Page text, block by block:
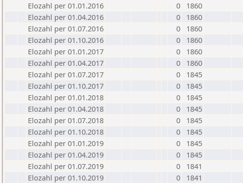
Elozahl per 01.01.2016
0
1860
Elozahl per 01.04.2016
0
1860
Elozahl per 01.07.2016
0
1860
Elozahl per 01.10.2016
0
1860
Elozahl per 01.01.2017
0
1860
Elozahl per 01.04.2017
0
1860
Elozahl per 01.07.2017
0
1845
Elozahl per 01.10.2017
0
1845
Elozahl per 01.01.2018
0
1845
Elozahl per 01.04.2018
0
1845
Elozahl per 01.07.2018
0
1845
Elozahl per 01.10.2018
0
1845
Elozahl per 01.01.2019
0
1845
Elozahl per 01.04.2019
0
1845
Elozahl per 01.07.2019
0
1841
Elozahl per 01.10.2019
0
1841